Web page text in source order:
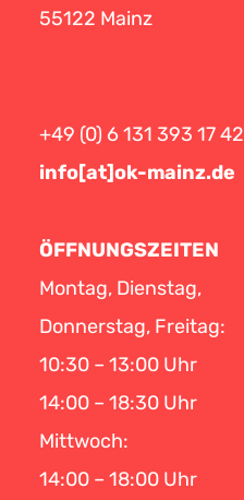
55122 Mainz
+49 (0) 6 131 393 17 42
info[at]ok-mainz.de
ÖFFNUNGSZEITEN
Montag, Dienstag,
Donnerstag, Freitag:
10:30 – 13:00 Uhr
14:00 – 18:30 Uhr
Mittwoch:
14:00 – 18:00 Uhr